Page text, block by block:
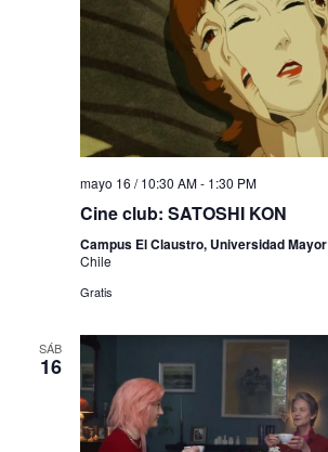
mayo 16 / 10:30 AM- 1:30 PM
Cine club: SATOSHI KON
Campus El Claustro, Universidad Mayor
Chile
Gratis
SÁB
16